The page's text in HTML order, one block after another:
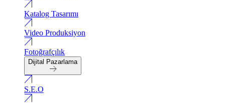
Katalog Tasarımı
Video Produksiyon
Fotoğrafçılık
Dijital Pazarlama
S.E.O